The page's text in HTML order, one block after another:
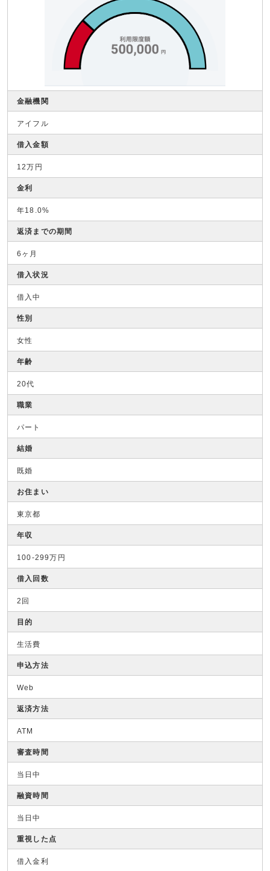
金融機関
アイフル
借入金額
12万円
金利
年18.0%
返済までの期間
6ヶ月
借入状況
借入中
性別
女性
年齢
20代
職業
パート
結婚
既婚
お住まい
東京都
年収
100-299万円
借入回数
2回
目的
生活費
申込方法
Web
返済方法
ATM
審査時間
当日中
融資時間
当日中
重視した点
借入金利